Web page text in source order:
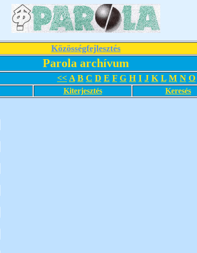
Közösségfejlesztés
Parola archívum
<< A B C D E F G H I J K L M N O
Kiterjesztés Keresés